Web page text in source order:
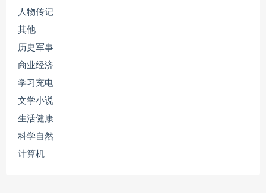
人物传记
其他
历史军事
商业经济
学习充电
文学小说
生活健康
科学自然
计算机